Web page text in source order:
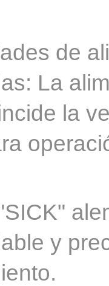
de
La
la
y